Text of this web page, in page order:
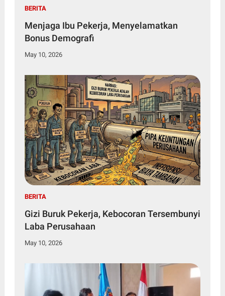
BERITA
Menjaga Ibu Pekerja, Menyelamatkan
Bonus Demografi
May 10, 2026
BERITA
Gizi Buruk Pekerja, Kebocoran Tersembunyi
Laba Perusahaan
May 10, 2026